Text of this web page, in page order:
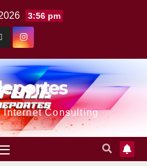
3:56 pm
Internet Consulting